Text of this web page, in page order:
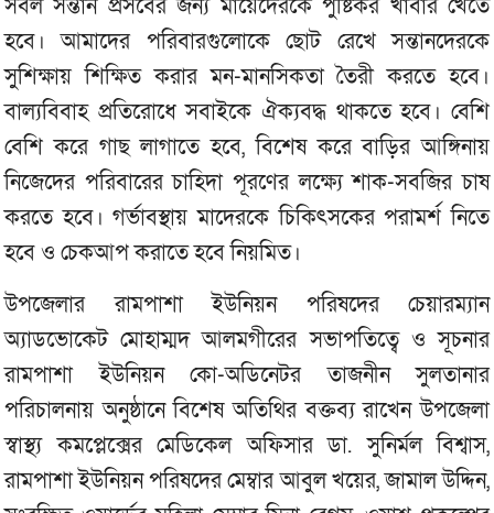
সবল সন্তান প্রসবের জন্য মায়েদেরকে পুষ্টিকর খাবার খেতে
হবে। আমাদের পরিবারগুলোকে ছোট রেখে সন্তানদেরকে
সুশিক্ষায় শিক্ষিত করার মন-মানসিকতা তৈরী করতে হবে।
বাল্যবিবাহ প্রতিরোধে সবাইকে ঐক্যবদ্ধ থাকতে হবে। বেশি
বেশি করে গাছ লাগাতে হবে, বিশেষ করে বাড়ির আঙ্গিনায়
নিজেদের পরিবারের চাহিদা পূরণের লক্ষ্যে শাক-সবজির চাষ
করতে হবে। গর্ভাবস্থায় মাদেরকে চিকিৎসকের পরামর্শ নিতে
হবে ও চেকআপ করাতে হবে নিয়মিত।
উপজেলার রামপাশা ইউনিয়ন পরিষদের চেয়ারম্যান
অ্যাডভোকেট মোহাম্মদ আলমগীরের সভাপতিত্বে ও সূচনার
রামপাশা ইউনিয়ন কো-অডিনেটর তাজনীন সুলতানার
পরিচালনায় অনুষ্ঠানে বিশেষ অতিথির বক্তব্য রাখেন উপজেলা
স্বাস্থ্য কমপ্লেক্সের মেডিকেল অফিসার ডা. সুনির্মল বিশ্বাস,
রামপাশা ইউনিয়ন পরিষদের মেম্বার আবুল খয়ের, জামাল উদ্দিন,